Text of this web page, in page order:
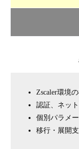
Zscaler環境
認証、ネッ
個別パラメ
移行・展開